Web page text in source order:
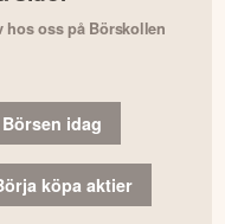
hos oss på Börskollen
Börsen idag
köpa aktier